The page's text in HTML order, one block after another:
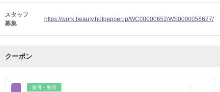
スタッフ
募集
https://work.beauty.hotpepper.jp/WC00000652/WS0000056627/
クーポン
接骨・整骨